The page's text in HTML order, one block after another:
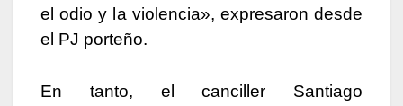
el odio y la violencia», expresaron desde
el PJ porteño.
En tanto, el canciller Santiago